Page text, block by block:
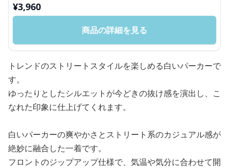
¥3,960
商品の詳細を見る
トレンドのストリートスタイルを楽しめる白いパーカーで
す。
ゆったりとしたシルエットが今どきの抜け感を演出し、こ
なれた印象に仕上げてくれます。
白いパーカーの爽やかさとストリート系のカジュアル感が
絶妙に融合した一着です。
フロントのジップアップ仕様で、気温や気分に合わせて開